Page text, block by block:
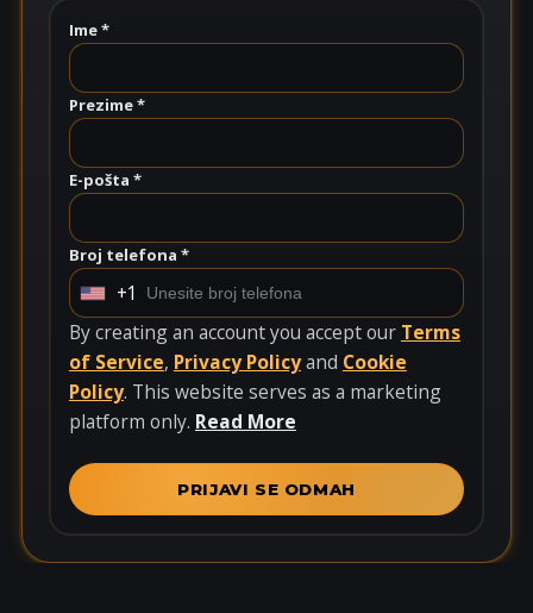
Ime *
Prezime *
E-pošta *
Broj telefona *
U
n
i
t
e
t
a
t
+1
By creating an account you accept our Terms
of Service, Privacy Policyand Cookie
Policy. This website serves as a marketing
platform only. Read More
PRIJAVI SE ODMAH